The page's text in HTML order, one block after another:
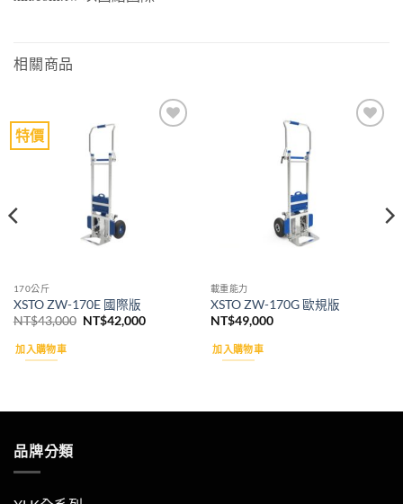
相關商品
特價
170公斤
XSTO ZW-170E 國際版
NT$43,000 原
NT$42,000目
加入購物車
載重能力
XSTO ZW-170G 歐規版
NT$49,000
加入購物車
品牌分類